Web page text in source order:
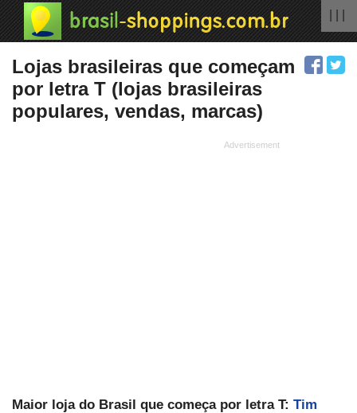
Lojas brasileiras que começam
por letra T (lojas brasileiras
populares, vendas, marcas)
Maior loja do Brasil que começa por letra T: Tim